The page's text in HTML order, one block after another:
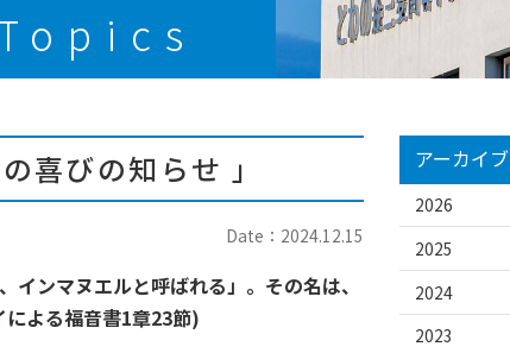
喜びの知らせ 」
Date：2024.12.15
インマヌエルと呼ばれる」。その名は、
による福音書1章23節)
アーカイブ
2026
2025
2024
2023